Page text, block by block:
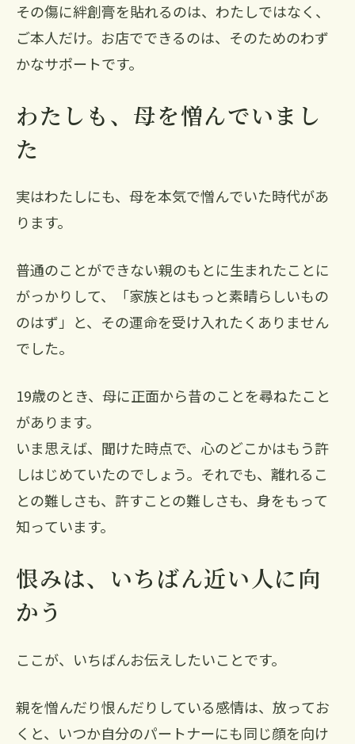
その傷に絆創膏を貼れるのは、わたしではなく、
ご本人だけ。お店でできるのは、そのためのわず
かなサポートです。
わたしも、母を憎んでいまし
た
実はわたしにも、母を本気で憎んでいた時代があ
ります。
普通のことができない親のもとに生まれたことに
がっかりして、「家族とはもっと素晴らしいもの
のはず」と、その運命を受け入れたくありません
でした。
19歳のとき、母に正面から昔のことを尋ねたこと
があります。
いま思えば、聞けた時点で、心のどこかはもう許
しはじめていたのでしょう。それでも、離れるこ
との難しさも、許すことの難しさも、身をもって
知っています。
恨みは、いちばん近い人に向
かう
ここが、いちばんお伝えしたいことです。
親を憎んだり恨んだりしている感情は、放ってお
くと、いつか自分のパートナーにも同じ顔を向け